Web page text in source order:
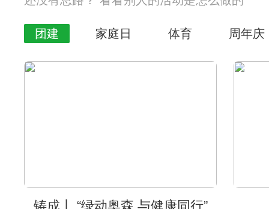
团建 家庭日 体育 周年庆
铸成丨 “绿动奥森 与健康同行”